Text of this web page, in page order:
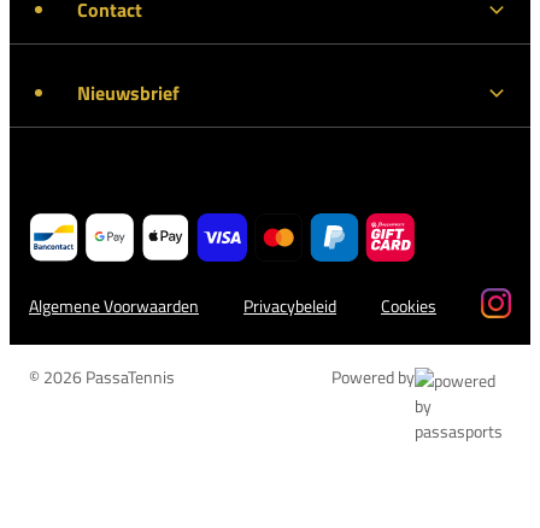
Contact
Nieuwsbrief
Algemene Voorwaarden Privacybeleid Cookies
© 2026 PassaTennis Powered by